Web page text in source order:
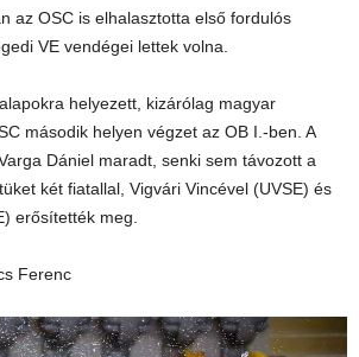
az OSC is elhalasztotta első fordulós
VE vendégei lettek volna.
helyezett, kizárólag magyar
második helyen végzet az OB I.-ben. A
Dániel maradt, senki sem távozott a
két fiatallal, Vigvári Vincével (UVSE) és
erősítették meg.
Ferenc